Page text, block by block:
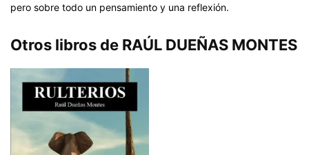
pero sobre todo un pensamiento y una reflexión.
Otros libros de RAÚL DUEÑAS MONTES